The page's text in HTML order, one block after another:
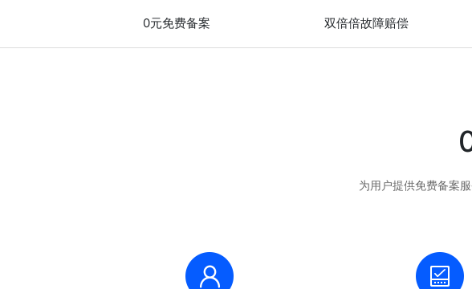
0元免费备案 双倍倍故障赔偿
为用户提供免费备案